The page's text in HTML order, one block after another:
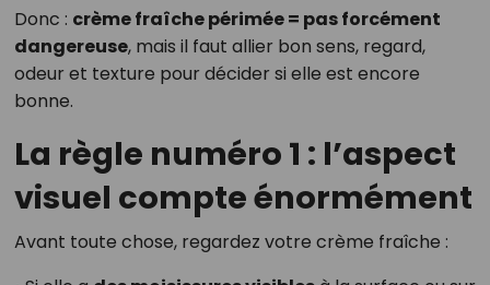
Donc : crème fraîche périmée = pas forcément
dangereuse, mais il faut allier bon sens, regard,
odeur et texture pour décider si elle est encore
bonne.
La règle numéro 1 : l’aspect
visuel compte énormément
Avant toute chose, regardez votre crème fraîche :